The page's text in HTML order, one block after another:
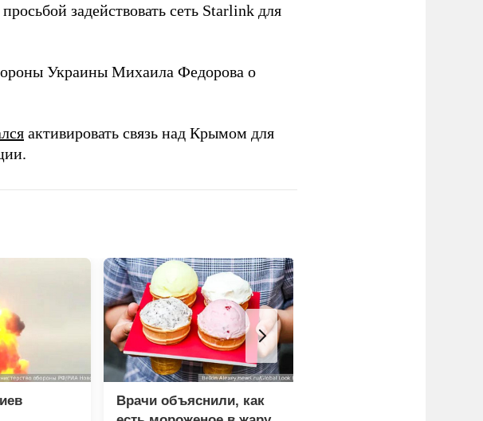
задействовать сеть Starlink для
Украины Михаила Федорова о
активировать связь над Крымом для
Врачи объяснили, как